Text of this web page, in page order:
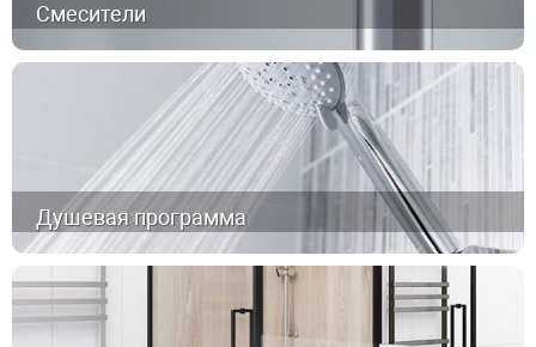
Смесители
Душевая программа